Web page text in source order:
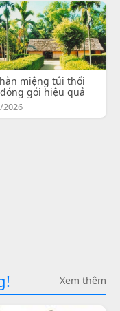
miệng túi thổi
gói hiệu quả
2026
Xem thêm